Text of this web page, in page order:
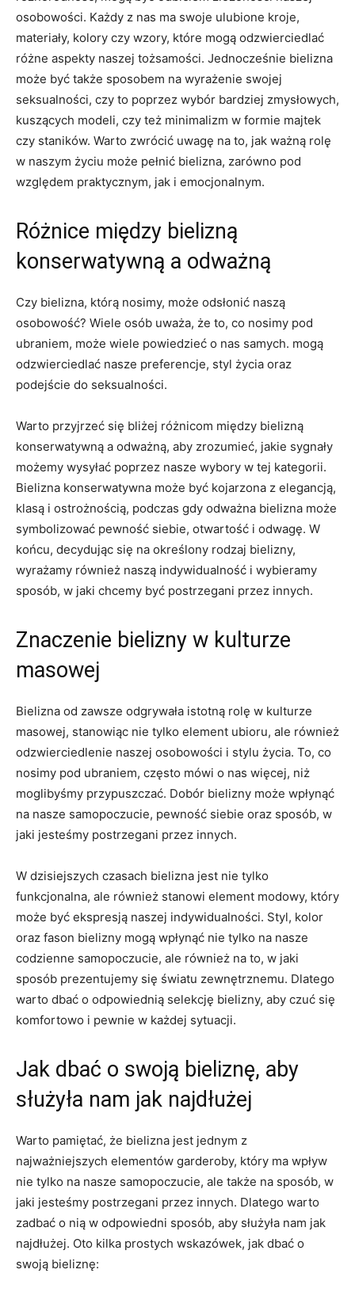
osobowości. Każdy z nas ma swoje ‌ulubione⁢ kroje,
‌materiały, ⁢kolory czy wzory, ‌które mogą​ odzwierciedlać
różne aspekty naszej tożsamości. Jednocześnie bielizna
może być także sposobem na wyrażenie swojej
seksualności, czy to poprzez wybór bardziej zmysłowych,
kuszących ​modeli, czy też ⁤minimalizm ⁤w formie ‍majtek
czy staników.⁣ Warto zwrócić uwagę na to, ⁣jak ważną rolę
w naszym ⁣życiu może pełnić bielizna, zarówno⁣ pod
względem praktycznym, ‍jak i emocjonalnym.
Różnice⁢ między bielizną
konserwatywną​ a odważną
Czy ​bielizna,​ którą nosimy, może⁣ odsłonić ⁣naszą
osobowość? Wiele osób uważa,‌ że to, co nosimy pod
ubraniem, może wiele powiedzieć o nas ​samych. mogą​
odzwierciedlać nasze preferencje, styl życia oraz
podejście do seksualności.
Warto przyjrzeć ⁤się bliżej różnicom między bielizną
konserwatywną a‍ odważną, aby zrozumieć, jakie⁤ sygnały
możemy wysyłać poprzez⁤ nasze wybory ‍w ⁤tej kategorii.
Bielizna konserwatywna może być ⁢kojarzona z ‌elegancją,
klasą i ostrożnością,⁤ podczas gdy odważna bielizna może
symbolizować pewność siebie, otwartość i odwagę. W
końcu,‍ decydując ⁢się⁢ na określony​ rodzaj⁣ bielizny,
wyrażamy również naszą indywidualność i⁢ wybieramy
⁣sposób, w jaki chcemy ​być postrzegani przez‍ innych.
Znaczenie bielizny⁤ w kulturze
masowej
Bielizna od zawsze ‍odgrywała ⁣istotną rolę w kulturze
masowej, ⁢stanowiąc nie ⁢tylko element ubioru, ale również
odzwierciedlenie naszej osobowości i stylu życia. ⁤To, ‌co
nosimy pod ubraniem, często mówi o⁢ nas⁣ więcej, niż
‌moglibyśmy przypuszczać. Dobór bielizny może wpłynąć
na‍ nasze samopoczucie, pewność siebie oraz sposób, w
jaki jesteśmy postrzegani ⁢przez innych.
W dzisiejszych czasach bielizna ‍jest nie tylko
funkcjonalna, ale również stanowi element modowy, który⁤
może być ekspresją‌ naszej indywidualności. Styl,​ kolor
oraz fason bielizny mogą wpłynąć nie tylko‌ na nasze
codzienne samopoczucie, ale również na to, w ​jaki
sposób prezentujemy​ się światu zewnętrznemu. Dlatego
warto ‌dbać o odpowiednią selekcję bielizny, ​aby czuć⁣ się
komfortowo i‌ pewnie w‍ każdej sytuacji.
Jak ​dbać o ​swoją ⁢bieliznę,‌ aby
służyła nam jak najdłużej
Warto ​pamiętać, że bielizna jest jednym z‍
najważniejszych elementów garderoby, który ⁤ma ‍wpływ​
nie tylko na ​nasze samopoczucie,​ ale także na sposób, w
⁤jaki ‌jesteśmy postrzegani przez ⁣innych. Dlatego‌ warto
zadbać o​ nią w odpowiedni‍ sposób,⁤ aby służyła ⁢nam jak
najdłużej. Oto kilka prostych wskazówek, jak ⁣dbać⁤ o
swoją bieliznę: